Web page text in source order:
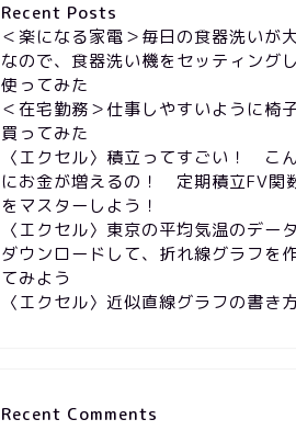
Recent Posts
＜楽になる家電＞毎日の食器洗いが
なので、食器洗い機をセッティング
使ってみた
＜在宅勤務＞仕事しやすいように椅
買ってみた
〈エクセル〉積立ってすごい！ こ
にお金が増えるの！ 定期積立FV関
をマスターしよう！
〈エクセル〉東京の平均気温のデー
ダウンロードして、折れ線グラフを
てみよう
〈エクセル〉近似直線グラフの書き
Recent Comments